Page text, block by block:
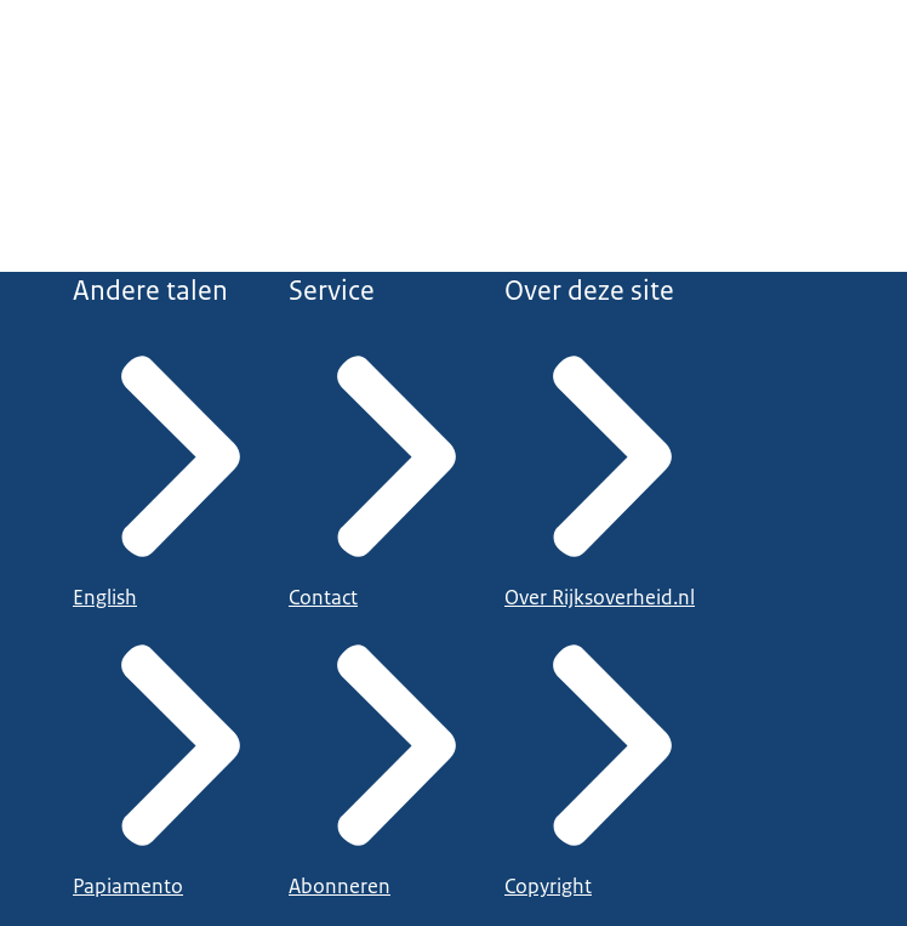
Andere talen
English
Papiamento
Service
Contact
Abonneren
Over deze site
Over Rijksoverheid.nl
Copyright